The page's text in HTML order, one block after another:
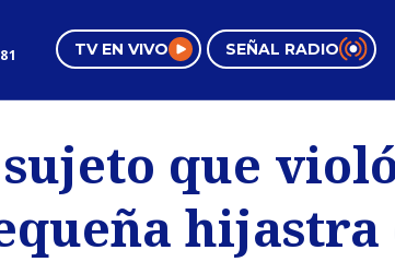
TV EN VIVO SEÑAL RADIO
Mujer
Tendencias
Videos
que
hijastra